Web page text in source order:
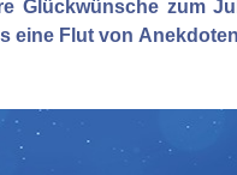
Glückwünsche zum
eine Flut von